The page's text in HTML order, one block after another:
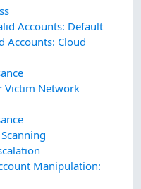
Accounts: Default
Accounts: Cloud
Victim Network
Manipulation: